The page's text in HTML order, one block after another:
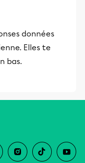
données
Elles te
bas.